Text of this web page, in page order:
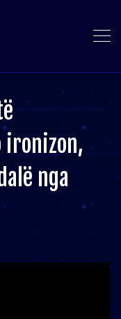
ironizon,
nga